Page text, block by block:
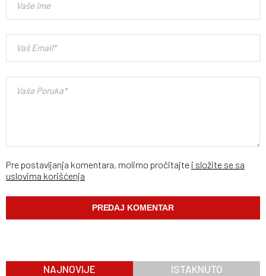
Pre postavljanja komentara, molimo pročitajte i složite se sa
uslovima korišćenja
NAJNOVIJE ISTAKNUTO